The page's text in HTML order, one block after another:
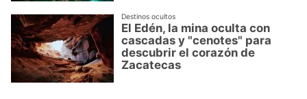
Destinos ocultos
El Edén, la mina oculta con
cascadas y "cenotes" para
descubrir el corazón de
Zacatecas